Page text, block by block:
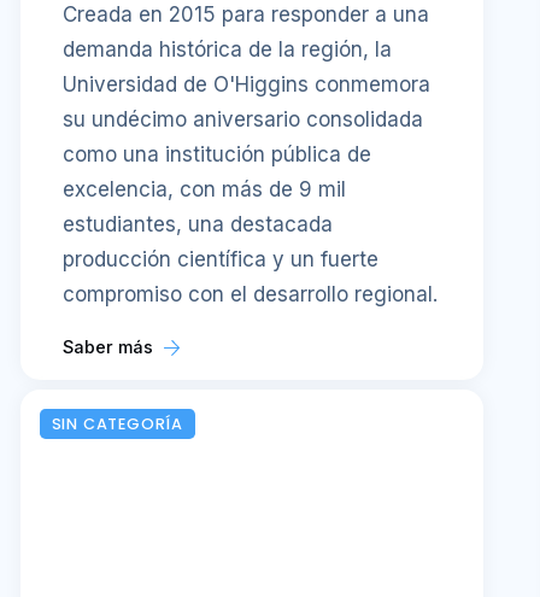
Creada en 2015 para responder a una
demanda histórica de la región, la
Universidad de O'Higgins conmemora
su undécimo aniversario consolidada
como una institución pública de
excelencia, con más de 9 mil
estudiantes, una destacada
producción científica y un fuerte
compromiso con el desarrollo regional.
Saber más
SIN CATEGORÍA